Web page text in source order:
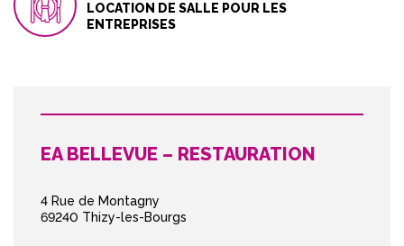
LOCATION DE SALLE POUR LES
ENTREPRISES
EA BELLEVUE – RESTAURATION
4 Rue de Montagny
69240 Thizy-les-Bourgs